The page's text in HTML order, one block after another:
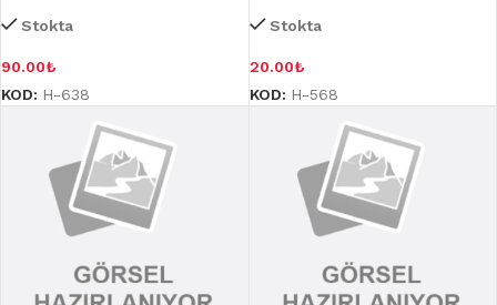
Stokta
90.00₺
KOD: H-638
Stokta
20.00₺
KOD: H-568